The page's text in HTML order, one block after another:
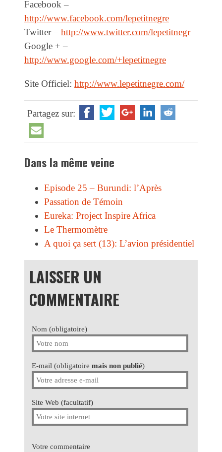
Facebook –
http://www.facebook.com/lepetitnegre
Twitter – http://www.twitter.com/lepetitnegr
Google + –
http://www.google.com/+lepetitnegre
Site Officiel: http://www.lepetitnegre.com/
Partagez sur:
Dans la même veine
Episode 25 – Burundi: l’Après
Passation de Témoin
Eureka: Project Inspire Africa
Le Thermomètre
A quoi ça sert (13): L’avion présidentiel
LAISSER UN
COMMENTAIRE
Nom (obligatoire)
E-mail (obligatoire mais non publié)
Site Web (facultatif)
Votre commentaire